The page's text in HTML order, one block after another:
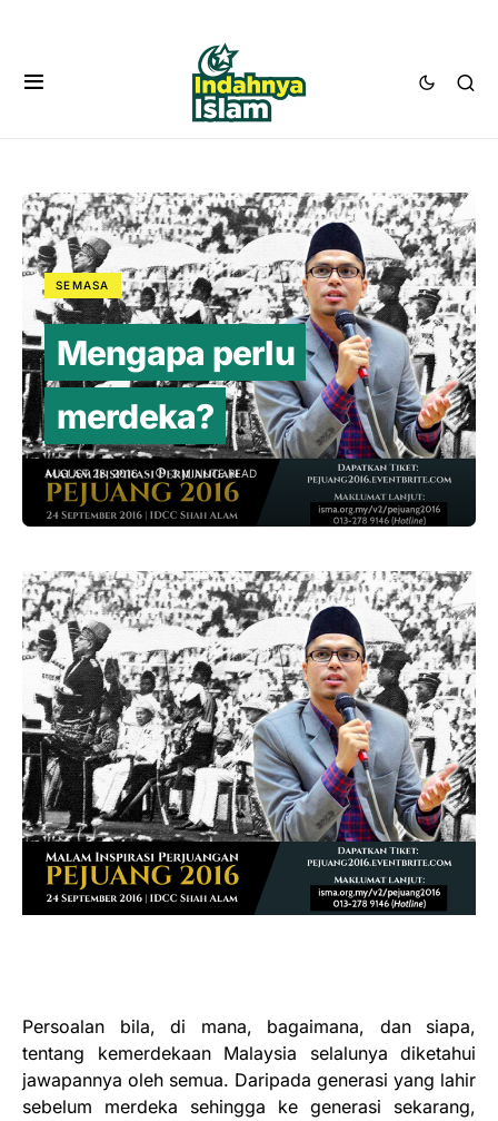
SEMASA
Mengapa perlu
merdeka?
AUGUST 28, 2016 3 MINUTE READ
Persoalan bila, di mana, bagaimana, dan siapa,
tentang kemerdekaan Malaysia selalunya diketahui
jawapannya oleh semua. Daripada generasi yang lahir
sebelum merdeka sehingga ke generasi sekarang,